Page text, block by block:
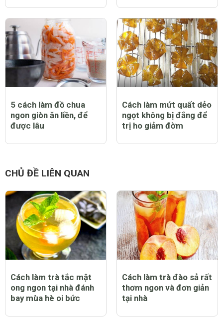
5 cách làm đồ chua
ngon giòn ăn liền, để
được lâu
Cách làm mứt quất dẻo
ngọt không bị đắng để
trị ho giảm đờm
CHỦ ĐỀ LIÊN QUAN
Cách làm trà tắc mật
ong ngon tại nhà đánh
bay mùa hè oi bức
Cách làm trà đào sả rất
thơm ngon và đơn giản
tại nhà